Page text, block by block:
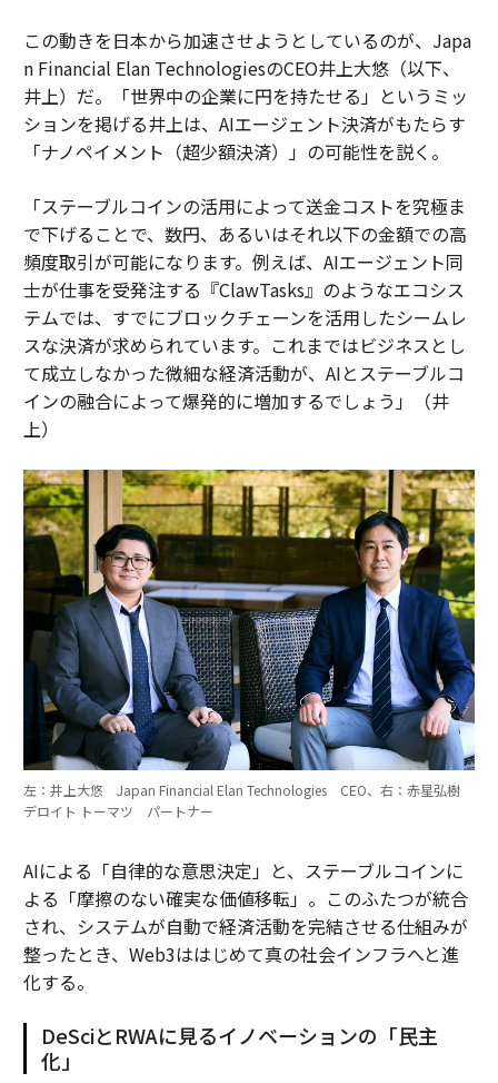
この動きを日本から加速させようとしているのが、Japa
n Financial Elan TechnologiesのCEO井上大悠（以下、
井上）だ。「世界中の企業に円を持たせる」というミッ
ションを掲げる井上は、AIエージェント決済がもたらす
「ナノペイメント（超少額決済）」の可能性を説く。
「ステーブルコインの活用によって送金コストを究極ま
で下げることで、数円、あるいはそれ以下の金額での高
頻度取引が可能になります。例えば、AIエージェント同
士が仕事を受発注する『ClawTasks』のようなエコシス
テムでは、すでにブロックチェーンを活用したシームレ
スな決済が求められています。これまではビジネスとし
て成立しなかった微細な経済活動が、AIとステーブルコ
インの融合によって爆発的に増加するでしょう」（井
上）
左：井上大悠 Japan Financial Elan Technologies CEO、右：赤星弘樹
デロイト トーマツ パートナー
AIによる「自律的な意思決定」と、ステーブルコインに
よる「摩擦のない確実な価値移転」。このふたつが統合
され、システムが自動で経済活動を完結させる仕組みが
整ったとき、Web3ははじめて真の社会インフラへと進
化する。
DeSciとRWAに見るイノベーションの「民主
化」